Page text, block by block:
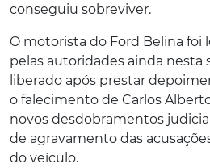
conseguiu sobreviver.
O motorista do Ford Belina foi
pelas autoridades ainda nesta
liberado após prestar
o falecimento de Carlos
novos desdobramentos
de agravamento das
do veículo.